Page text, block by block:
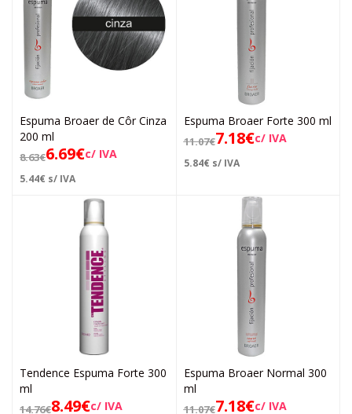
Espuma Broaer de Côr Cinza
200 ml
8.63€6.69€c/ IVA
5.44€ s/ IVA
Espuma Broaer Forte 300 ml
11.07€7.18€c/ IVA
5.84€ s/ IVA
Tendence Espuma Forte 300
ml
14.76€8.49€c/ IVA
Espuma Broaer Normal 300
ml
11.07€7.18€c/ IVA